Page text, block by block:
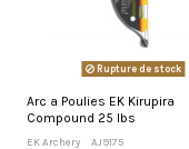
Rupture de stock
Arc a Poulies EK Kirupira
Compound 25 lbs
EK Archery AJ9175